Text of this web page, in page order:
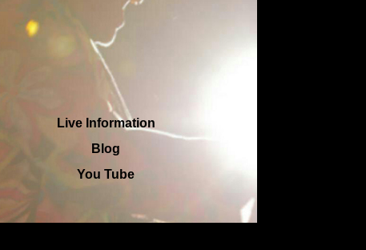
Live Information
Blog
You Tube